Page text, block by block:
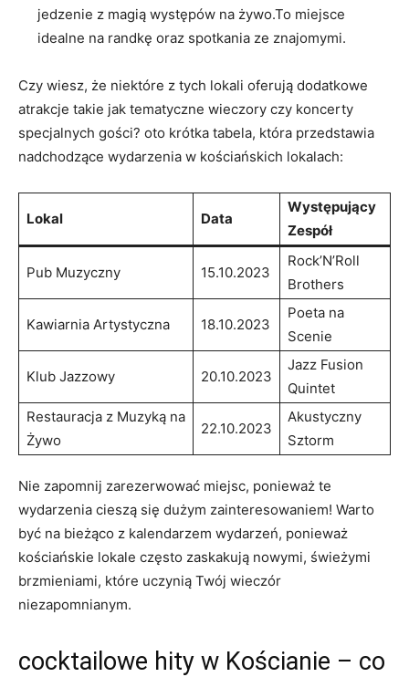
jedzenie z magią występów na żywo.To miejsce
idealne na randkę oraz spotkania ze znajomymi.
Czy wiesz, że niektóre z tych lokali oferują dodatkowe
atrakcje takie jak tematyczne wieczory czy koncerty
specjalnych gości? oto krótka tabela, która przedstawia
nadchodzące wydarzenia w kościańskich lokalach:
Lokal Data
Występujący
Zespół
Pub Muzyczny 15.10.2023
Rock’N’Roll
Brothers
Kawiarnia Artystyczna 18.10.2023
Poeta na
Scenie
Klub Jazzowy 20.10.2023
Jazz Fusion
Quintet
Restauracja z Muzyką na
Żywo
22.10.2023
Akustyczny
Sztorm
Nie zapomnij zarezerwować miejsc, ponieważ te
wydarzenia cieszą się dużym zainteresowaniem! Warto
być na bieżąco z kalendarzem wydarzeń, ponieważ
kościańskie lokale często zaskakują nowymi, świeżymi
brzmieniami, które uczynią Twój wieczór
niezapomnianym.
cocktailowe hity w Kościanie – co